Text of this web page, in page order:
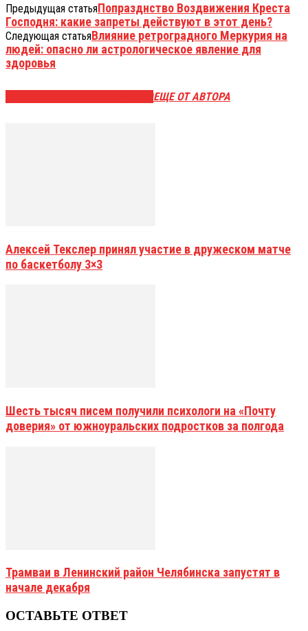
Предыдущая статьяПопразднство Воздвижения Креста
Господня: какие запреты действуют в этот день?
Следующая статьяВлияние ретроградного Меркурия на
людей: опасно ли астрологическое явление для
здоровья
ЕЩЕ ОТ АВТОРА
Алексей Текслер принял участие в дружеском матче
по баскетболу 3×3
Шесть тысяч писем получили психологи на «Почту
доверия» от южноуральских подростков за полгода
Трамваи в Ленинский район Челябинска запустят в
начале декабря
ОСТАВЬТЕ ОТВЕТ